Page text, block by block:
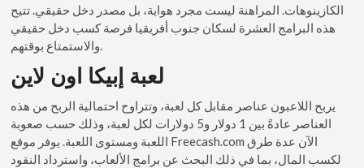
الكازينوهات. المراهنة ليست مجرد هواية، بل مصدر دخل حقيقي. تتيح
هذه البرامج العشرة لسكان جنوب أفريقيا فرصة كسب دخل حقيقي
لعبة إبيكا اون لاين
يربح اللاعبون عناصر مقابل كل لعبة، وتتراوح احتمالية الربح من هذه
العناصر عادةً بين 1 دولار و5 دولارات لكل لعبة، وذلك حسب صعوبة
اللعبة ومستوى اللعبة. يوفر موقع Freecash.com الآن عدة طرق
لكسب المال، بما في ذلك البحث عن برامج الألعاب، واسترداد النقود